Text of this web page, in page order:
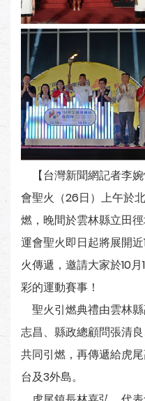
【台灣新聞網記者李婉
會聖火（26日）上午於
燃，晚間於雲林縣立田
運會聖火即日起將展開
火傳遞，邀請大家於10
彩的運動賽事！
聖火引燃典禮由雲林
志昌、縣政總顧問張清
共同引燃，再傳遞給虎
台及3外島。